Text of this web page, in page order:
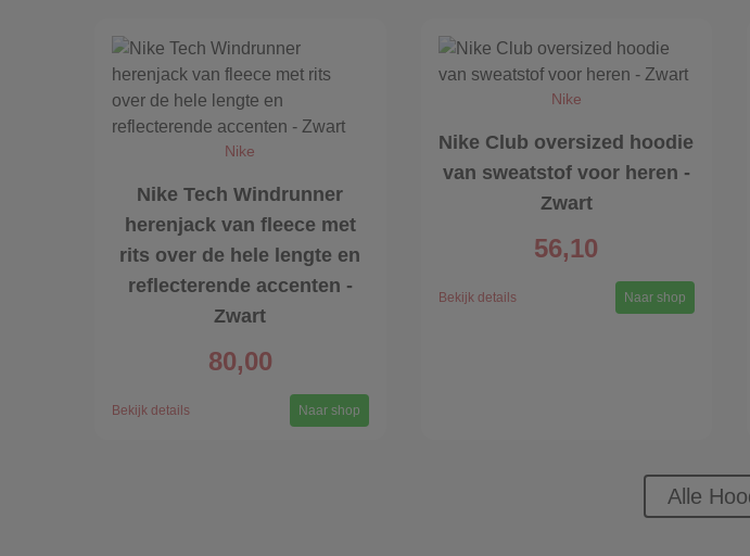
Nike
Nike Tech Windrunner
herenjack van fleece met
rits over de hele lengte en
reflecterende accenten -
Zwart
80,00
Bekijk details Naar shop
Nike
Nike Club oversized hoodie
van sweatstof voor heren -
Zwart
56,10
Bekijk details Naar shop
Alle